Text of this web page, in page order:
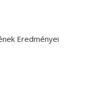
Eredményei